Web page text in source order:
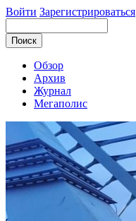
Войти Зарегистрироваться
Обзор
Архив
Журнал
Мегаполис